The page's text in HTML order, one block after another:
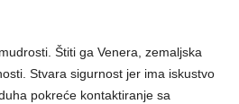
Štiti ga Venera, zemaljska
Stvara sigurnost jer ima iskustvo
pokreće kontaktiranje sa